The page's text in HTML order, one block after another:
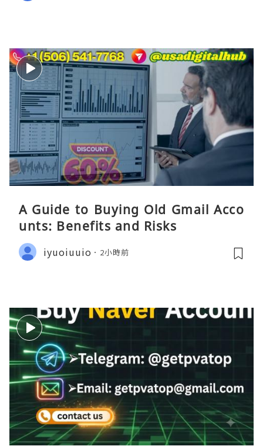
A Guide to Buying Old Gmail Acco
unts: Benefits and Risks
iyuoiuuio 2小時前